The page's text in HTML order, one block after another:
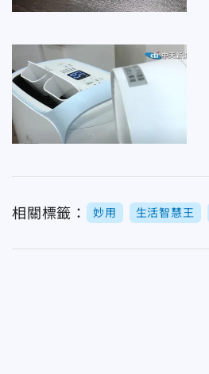
相關標籤： 妙用 生活智慧王